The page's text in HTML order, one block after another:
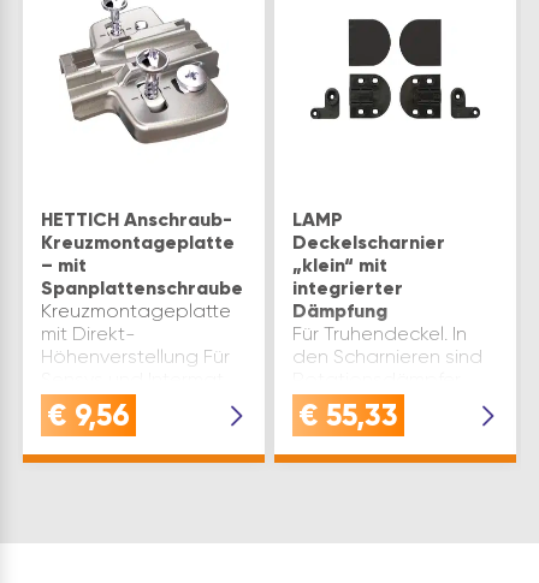
HETTICH Anschraub-
Kreuzmontageplatte
– mit
Spanplattenschraube
Kreuzmontageplatte
mit Direkt-
Höhenverstellung Für
Qualitätseinstufung
nach EN 15570, Level 3
€ 9,56
LAMP
Deckelscharnier
„klein“ mit
integrierter
Dämpfung
Für Truhendeckel. In
den Scharnieren sind
aus Edelstahl
integriert, die ein
€ 55,33